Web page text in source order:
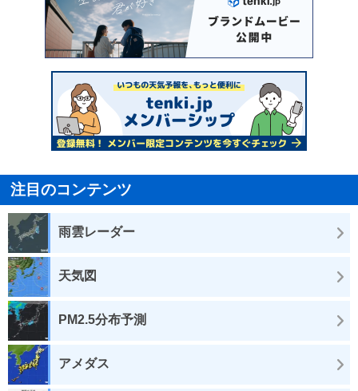
注目のコンテンツ
雨雲レーダー
天気図
PM2.5分布予測
アメダス